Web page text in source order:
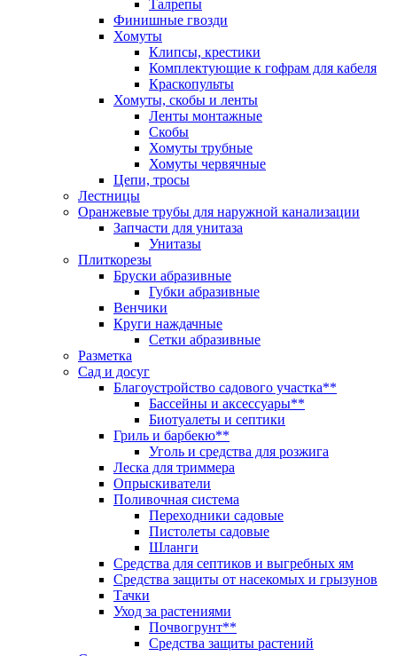
Талрепы
Финишные гвозди
Хомуты
Клипсы, крестики
Комплектующие к гофрам для кабеля
Краскопульты
Хомуты, скобы и ленты
Ленты монтажные
Скобы
Хомуты трубные
Хомуты червячные
Цепи, тросы
Лестницы
Оранжевые трубы для наружной канализации
Запчасти для унитаза
Унитазы
Плиткорезы
Бруски абразивные
Губки абразивные
Венчики
Круги наждачные
Сетки абразивные
Разметка
Сад и досуг
Благоустройство садового участка**
Бассейны и аксессуары**
Биотуалеты и септики
Гриль и барбекю**
Уголь и средства для розжига
Леска для триммера
Опрыскиватели
Поливочная система
Переходники садовые
Пистолеты садовые
Шланги
Средства для септиков и выгребных ям
Средства защиты от насекомых и грызунов
Тачки
Уход за растениями
Почвогрунт**
Средства защиты растений